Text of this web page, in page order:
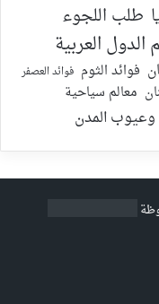
طلب اللجوء
العربية
فوائد الثوم فوائد العصفر
معالم سياحية
المدن